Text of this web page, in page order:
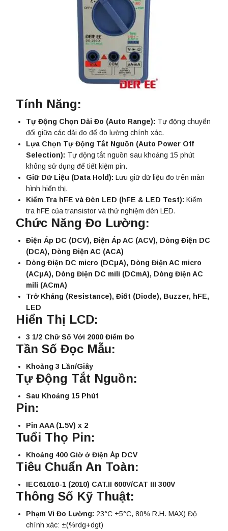
Tính Năng:
Tự Động Chọn Dải Đo (Auto Range): Tự động chuyển
đổi giữa các dải đo để đo lường chính xác.
Lựa Chọn Tự Động Tắt Nguồn (Auto Power Off
Selection): Tự động tắt nguồn sau khoảng 15 phút
không sử dụng để tiết kiệm pin.
Giữ Dữ Liệu (Data Hold): Lưu giữ dữ liệu đo trên màn
hình hiển thị.
Kiểm Tra hFE và Đèn LED (hFE & LED Test): Kiểm
tra hFE của transistor và thử nghiệm đèn LED.
Chức Năng Đo Lường:
Điện Áp DC (DCV), Điện Áp AC (ACV), Dòng Điện DC
(DCA), Dòng Điện AC (ACA)
Dòng Điện DC micro (DCμA), Dòng Điện AC micro
(ACμA), Dòng Điện DC mili (DCmA), Dòng Điện AC
mili (ACmA)
Trở Kháng (Resistance), Điốt (Diode), Buzzer, hFE,
LED
Hiển Thị LCD:
3 1/2 Chữ Số Với 2000 Điểm Đo
Tần Số Đọc Mẫu:
Khoảng 3 Lần/Giây
Tự Động Tắt Nguồn:
Sau Khoảng 15 Phút
Pin:
Pin AAA (1.5V) x 2
Tuổi Thọ Pin:
Khoảng 400 Giờ ở Điện Áp DCV
Tiêu Chuẩn An Toàn:
IEC61010-1 (2010) CAT.II 600V/CAT III 300V
Thông Số Kỹ Thuật:
Phạm Vi Đo Lường: 23°C ±5°C, 80% R.H. MAX) Độ
chính xác: ±(%rdg+dgt)